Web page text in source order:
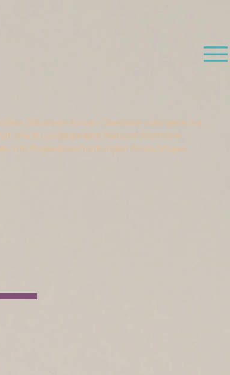
Gib einen kurzen Überblick oder gehe ins
wie du vorgegangen bist und informiere
Um Projektbeschreibungen hinzuzufügen,